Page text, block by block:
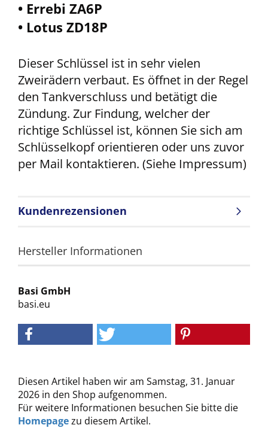
• Errebi ZA6P
• Lotus ZD18P
Dieser Schlüssel ist in sehr vielen
Zweirädern verbaut. Es öffnet in der Regel
den Tankverschluss und betätigt die
Zündung. Zur Findung, welcher der
richtige Schlüssel ist, können Sie sich am
Schlüsselkopf orientieren oder uns zuvor
per Mail kontaktieren. (Siehe Impressum)
Kundenrezensionen
Hersteller Informationen
Basi GmbH
basi.eu
Diesen Artikel haben wir am Samstag, 31. Januar
2026 in den Shop aufgenommen.
Für weitere Informationen besuchen Sie bitte die
Homepagezu diesem Artikel.